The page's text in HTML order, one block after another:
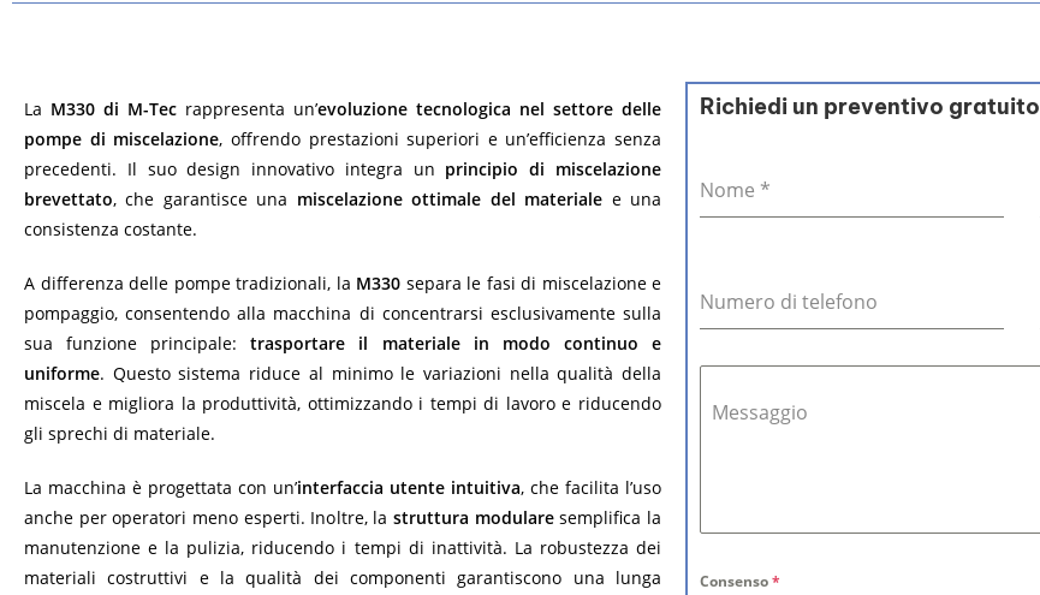
La M330 di M-Tec rappresenta un’evoluzione tecnologica nel settore delle
pompe di miscelazione, offrendo prestazioni superiori e un’efficienza senza
precedenti. Il suo design innovativo integra un principio di miscelazione
brevettato, che garantisce una miscelazione ottimale del materiale e una
consistenza costante.
A differenza delle pompe tradizionali, la M330 separa le fasi di miscelazione e
pompaggio, consentendo alla macchina di concentrarsi esclusivamente sulla
sua funzione principale:trasportare il materiale in modo continuo e
uniforme. Questo sistema riduce al minimo le variazioni nella qualità della
miscela e migliora la produttività, ottimizzando i tempi di lavoro e riducendo
gli sprechi di materiale.
La macchina è progettata con un’interfaccia utente intuitiva, che facilita l’uso
anche per operatori meno esperti. Inoltre, la struttura modularesemplifica la
manutenzione e la pulizia, riducendo i tempi di inattività. La robustezza dei
materiali costruttivi e la qualità dei componenti garantiscono una lunga
Richiedi un preventivo gratuito
Nome *
Numero di telefono
Messaggio
Consenso*